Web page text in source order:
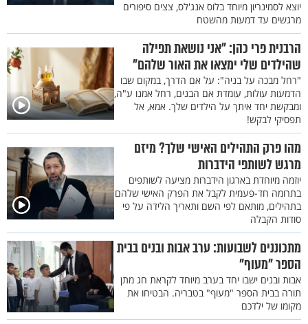
יוצא לסמינריון מיוחד בלוס אנג'לס, צצים סיפורים
מרגשים עד דמעות מהשטח
הרבנית פרי כהן: "אני נושאת תפילה
שהילדים שלי ימצאו את האור שלהם"
"רחל מבכה על בניה": על אם הדרך, במקום שבו
הדמעות עולות, עומדת אם הבנים, רחל אמנו ע"ה,
ומבקשת יחד איתך על הילדים שלך. אמא, אל
תפסיקי לבקש!
מהו פרק התהילים האישי שלך? מיזם
מרגש לשותפי הידברות
יוזמה מיוחדת בארגון הידברות מציעה לשותפים
בתרומה חד-פעמית לקבל את הפרק האישי שלהם
בתהילים, מותאם לפי השם ותאריך הלידה על פי
סודות הקבלה
מתכוננים לשבועות: ערב אבות ובנים בבית
הספר "מעוף"
אבות ובנים ישבו יחד בערב מיוחד לקראת חג מתן
תורה בבית הספר "מעוף" בטבריה. הבטיחו את
מקומו של ילדכם